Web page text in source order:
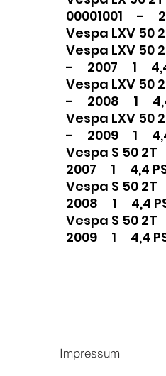
00001001 -
Vespa LXV
Vespa LXV
- 2007 1 4,4
Vespa LXV
- 2008 1 4,4
Vespa LXV
- 2009 1 4,4
Vespa S 50
2007 1 4,4
Vespa S 50
2008 1 4,4
Vespa S 50
2009 1 4,4
Impressum